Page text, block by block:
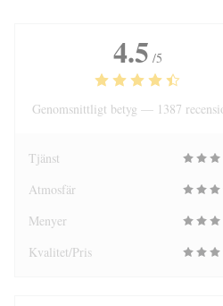
4.5 /5
Genomsnittligt betyg — 1387
Tjänst
Atmosfär
Menyer
Kvalitet/Pris